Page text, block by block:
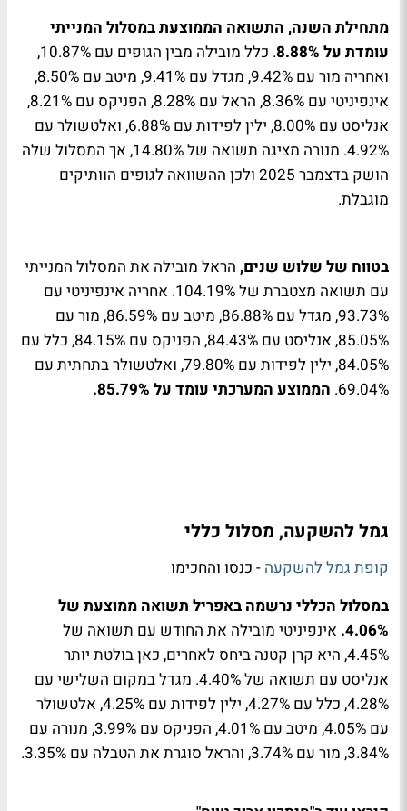
מתחילת השנה, התשואה הממוצעת במסלול המנייתי
עומדת על 8.88%
. כלל מובילה מבין הגופים עם 10.87%,
ואחריה מור עם 9.42%, מגדל עם 9.41%, מיטב עם 8.50%,
אינפיניטי עם 8.36%, הראל עם 8.28%, הפניקס עם 8.21%,
אנליסט עם 8.00%, ילין לפידות עם 6.88%, ואלטשולר עם
4.92%. מנורה מציגה תשואה של 14.80%, אך המסלול שלה
הושק בדצמבר 2025 ולכן ההשוואה לגופים הוותיקים
מוגבלת.
בטווח של שלוש שנים, הראל מובילה את המסלול המנייתי
עם תשואה מצטברת של 104.19%. אחריה אינפיניטי עם
93.73%, מגדל עם 86.88%, מיטב עם 86.59%, מור עם
85.05%, אנליסט עם 84.43%, הפניקס עם 84.15%, כלל עם
84.05%, ילין לפידות עם 79.80%, ואלטשולר בתחתית עם
69.04%. הממוצע המערכתי עומד על 85.79%.
גמל להשקעה, מסלול כללי
קופת גמל להשקעה - כנסו והחכימו
במסלול הכללי נרשמה באפריל תשואה ממוצעת של
4.06%. אינפיניטי מובילה את החודש עם תשואה של
4.45%, היא קרן קטנה ביחס לאחרים, כאן בולטת יותר
אנליסט עם תשואה של 4.40%. מגדל במקום השלישי עם
4.28%, כלל עם 4.27%, ילין לפידות עם 4.25%, אלטשולר
עם 4.05%, מיטב עם 4.01%, הפניקס עם 3.99%, מנורה עם
3.84%, מור עם 3.74%, והראל סוגרת את הטבלה עם 3.35%.